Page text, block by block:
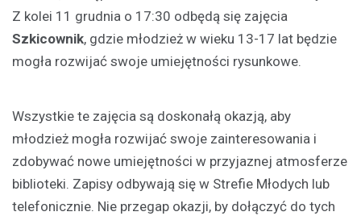
Z kolei 11 grudnia o 17:30 odbędą się zajęcia
Szkicownik, gdzie młodzież w wieku 13-17 lat będzie
mogła rozwijać swoje umiejętności rysunkowe.
Wszystkie te zajęcia są doskonałą okazją, aby
młodzież mogła rozwijać swoje zainteresowania i
zdobywać nowe umiejętności w przyjaznej atmosferze
biblioteki. Zapisy odbywają się w Strefie Młodych lub
telefonicznie. Nie przegap okazji, by dołączyć do tych